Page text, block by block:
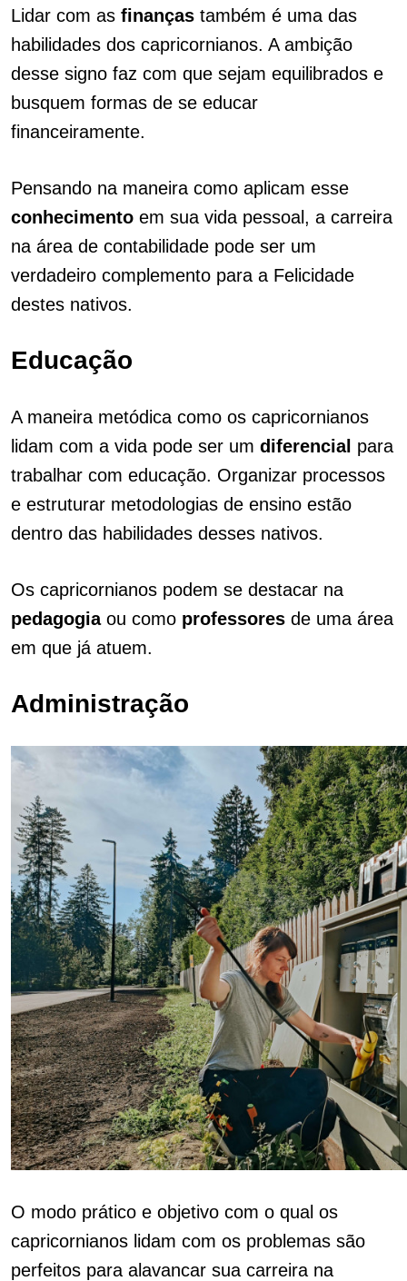
Lidar com as finanças também é uma das
habilidades dos capricornianos. A ambição
desse signo faz com que sejam equilibrados e
busquem formas de se educar
financeiramente.
Pensando na maneira como aplicam esse
conhecimento em sua vida pessoal, a carreira
na área de contabilidade pode ser um
verdadeiro complemento para a Felicidade
destes nativos.
Educação
A maneira metódica como os capricornianos
lidam com a vida pode ser um diferencial para
trabalhar com educação. Organizar processos
e estruturar metodologias de ensino estão
dentro das habilidades desses nativos.
Os capricornianos podem se destacar na
pedagogiaou como professores de uma área
em que já atuem.
Administração
O modo prático e objetivo com o qual os
capricornianos lidam com os problemas são
perfeitos para alavancar sua carreira na